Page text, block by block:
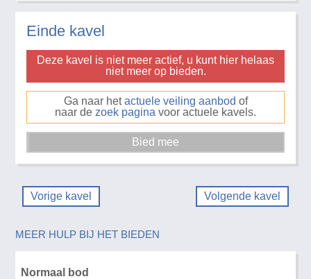
Einde kavel
Deze kavel is niet meer actief, u kunt hier helaas
niet meer op bieden.
Ga naar hetactuele veiling aanbod of
naar de zoek pagina voor actuele kavels.
Vorige kavel Volgende kavel
MEER HULP BIJ HET BIEDEN
Normaal bod